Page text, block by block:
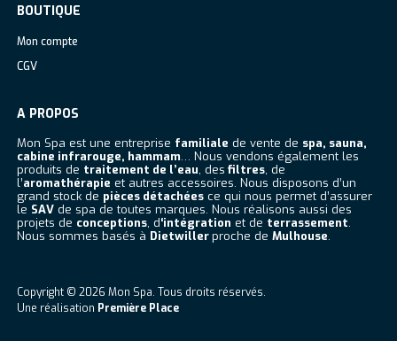
BOUTIQUE
Mon compte
CGV
A PROPOS
Mon Spa est une entreprise familiale de vente de spa, sauna,
cabine infrarouge, hammam… Nous vendons également les
produits de traitement de l’eau, des filtres, de
l’aromathérapie et autres accessoires. Nous disposons d’un
grand stock de pièces détachéesce qui nous permet d’assurer
le SAVde spa de toutes marques. Nous réalisons aussi des
projets de conceptions, d‘intégration et de terrassement.
Nous sommes basés à Dietwillerproche de Mulhouse.
Copyright © 2026 Mon Spa. Tous droits réservés.
Une réalisation Première Place